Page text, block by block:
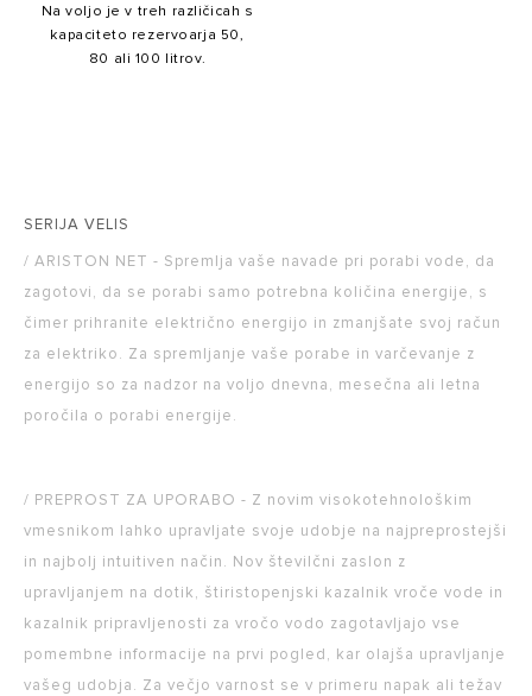
Na voljo je v treh različicah s
kapaciteto rezervoarja 50,
80 ali 100 litrov.
SERIJA VELIS
/ ARISTON NET - Spremlja vaše navade pri porabi vode, da
zagotovi, da se porabi samo potrebna količina energije, s
čimer prihranite električno energijo in zmanjšate svoj račun
za elektriko. Za spremljanje vaše porabe in varčevanje z
energijo so za nadzor na voljo dnevna, mesečna ali letna
poročila o porabi energije.
/ PREPROST ZA UPORABO - Z novim visokotehnološkim
vmesnikom lahko upravljate svoje udobje na najpreprostejši
in najbolj intuitiven način. Nov številčni zaslon z
upravljanjem na dotik, štiristopenjski kazalnik vroče vode in
kazalnik pripravljenosti za vročo vodo zagotavljajo vse
pomembne informacije na prvi pogled, kar olajša upravljanje
vašeg udobja. Za večjo varnost se v primeru napak ali težav